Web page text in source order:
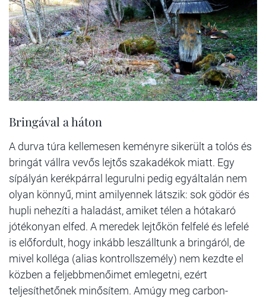
Bringával a háton
A durva túra kellemesen keményre sikerült a tolós és
bringát vállra vevős lejtős szakadékok miatt. Egy
sípályán kerékpárral legurulni pedig egyáltalán nem
olyan könnyű, mint amilyennek látszik: sok gödör és
hupli nehezíti a haladást, amiket télen a hótakaró
jótékonyan elfed. A meredek lejtőkön felfelé és lefelé
is előfordult, hogy inkább leszálltunk a bringáról, de
mivel kolléga (alias kontrollszemély) nem kezdte el
közben a feljebbmenőimet emlegetni, ezért
teljesíthetőnek minősítem. Amúgy meg carbon-